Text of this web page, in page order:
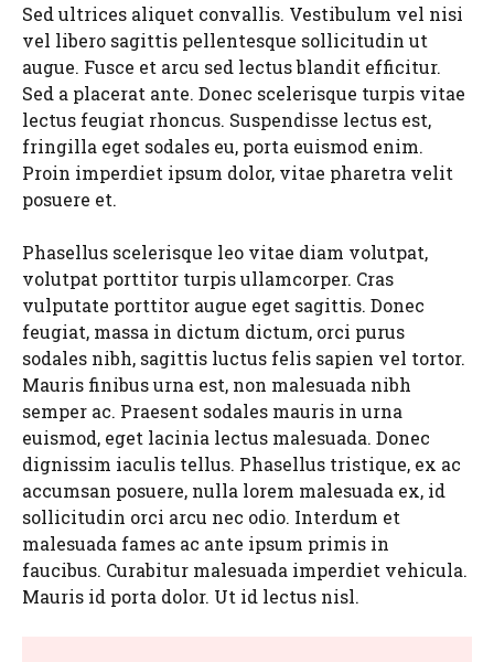
Sed ultrices aliquet convallis. Vestibulum vel nisi
vel libero sagittis pellentesque sollicitudin ut
augue. Fusce et arcu sed lectus blandit efficitur.
Sed a placerat ante. Donec scelerisque turpis vitae
lectus feugiat rhoncus. Suspendisse lectus est,
fringilla eget sodales eu, porta euismod enim.
Proin imperdiet ipsum dolor, vitae pharetra velit
posuere et.
Phasellus scelerisque leo vitae diam volutpat,
volutpat porttitor turpis ullamcorper. Cras
vulputate porttitor augue eget sagittis. Donec
feugiat, massa in dictum dictum, orci purus
sodales nibh, sagittis luctus felis sapien vel tortor.
Mauris finibus urna est, non malesuada nibh
semper ac. Praesent sodales mauris in urna
euismod, eget lacinia lectus malesuada. Donec
dignissim iaculis tellus. Phasellus tristique, ex ac
accumsan posuere, nulla lorem malesuada ex, id
sollicitudin orci arcu nec odio. Interdum et
malesuada fames ac ante ipsum primis in
faucibus. Curabitur malesuada imperdiet vehicula.
Mauris id porta dolor. Ut id lectus nisl.